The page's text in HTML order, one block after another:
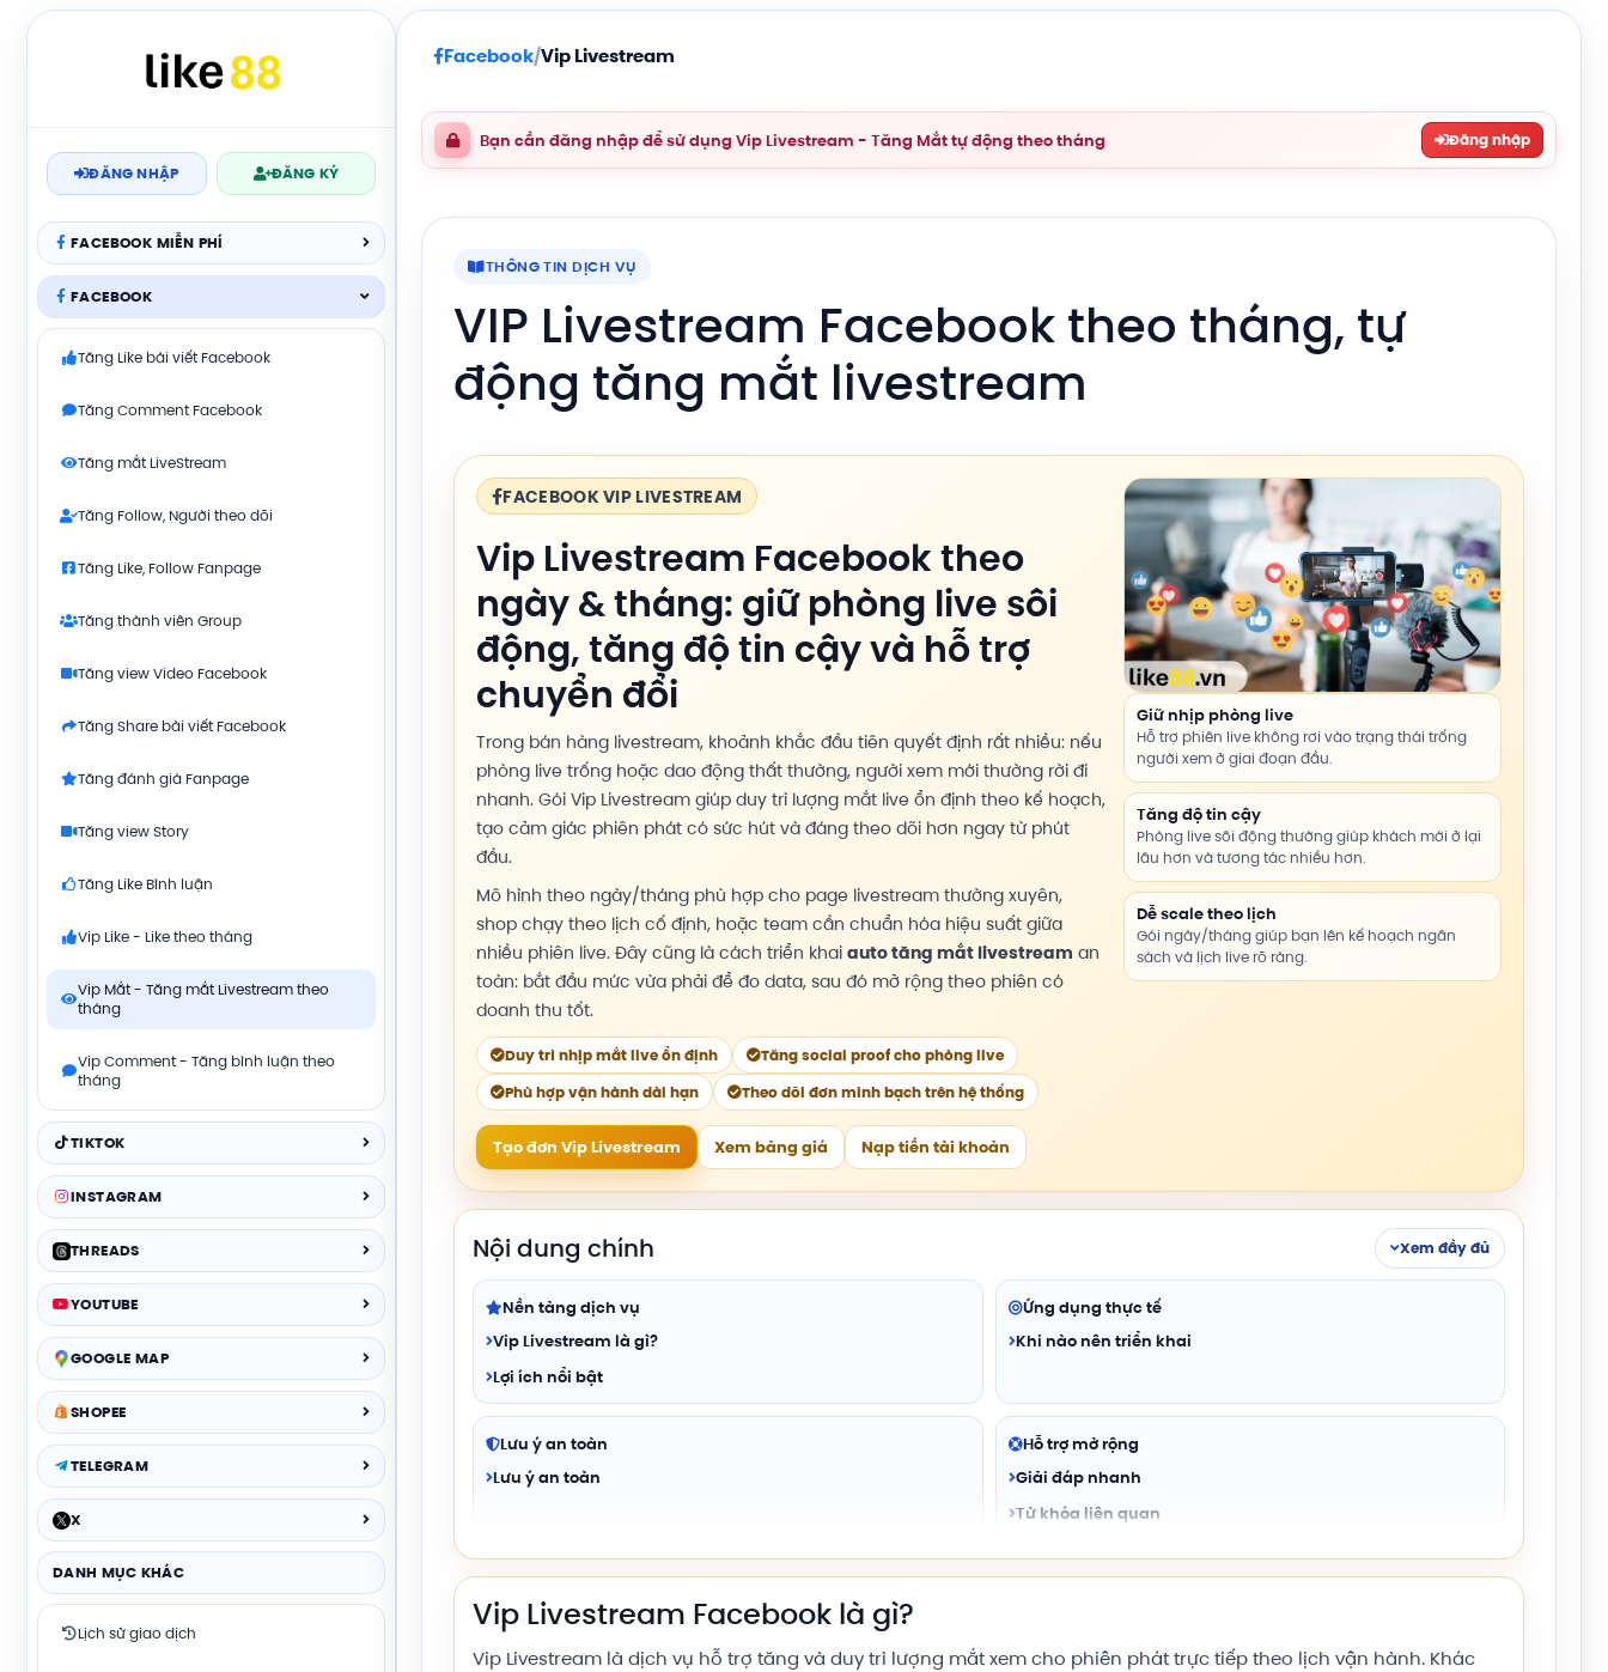
ĐĂNG NHẬP ĐĂNG KÝ
FACEBOOK MIỄN PHÍ
FACEBOOK
Tăng Like bài viết Facebook
Tăng Comment Facebook
Tăng mắt LiveStream
Tăng Follow, Người theo dõi
Tăng Like, Follow Fanpage
Tăng thành viên Group
Tăng view Video Facebook
Tăng Share bài viết Facebook
Tăng đánh giá Fanpage
Tăng view Story
Tăng Like Bình luận
Vip Like - Like theo tháng
Vip Mắt - Tăng mắt Livestream theo
tháng
Vip Comment - Tăng bình luận theo
tháng
TIKTOK
INSTAGRAM
THREADS
YOUTUBE
GOOGLE MAP
SHOPEE
TELEGRAM
X
DANH MỤC KHÁC
Lịch sử giao dịch
Facebook/Vip Livestream
Bạn cần đăng nhập để sử dụng Vip Livestream - Tăng Mắt tự động theo tháng Đăng nhập
THÔNG TIN DỊCH VỤ
VIP Livestream Facebook theo tháng, tự
động tăng mắt livestream
FACEBOOK VIP LIVESTREAM
Vip Livestream Facebook theo
ngày & tháng: giữ phòng live sôi
động, tăng độ tin cậy và hỗ trợ
chuyển đổi
Trong bán hàng livestream, khoảnh khắc đầu tiên quyết định rất nhiều: nếu
phòng live trống hoặc dao động thất thường, người xem mới thường rời đi
nhanh. Gói Vip Livestream giúp duy trì lượng mắt live ổn định theo kế hoạch,
tạo cảm giác phiên phát có sức hút và đáng theo dõi hơn ngay từ phút
đầu.
Mô hình theo ngày/tháng phù hợp cho page livestream thường xuyên,
shop chạy theo lịch cố định, hoặc team cần chuẩn hóa hiệu suất giữa
nhiều phiên live. Đây cũng là cách triển khaiauto tăng mắt livestream an
toàn: bắt đầu mức vừa phải để đo data, sau đó mở rộng theo phiên có
doanh thu tốt.
Duy trì nhịp mắt live ổn định
Tăng social proof cho phòng live
Phù hợp vận hành dài hạn
Theo dõi đơn minh bạch trên hệ thống
Tạo đơn Vip Livestream Xem bảng giá Nạp tiền tài khoản
Giữ nhịp phòng live
Hỗ trợ phiên live không rơi vào trạng thái trống
người xem ở giai đoạn đầu.
Tăng độ tin cậy
Phòng live sôi động thường giúp khách mới ở lại
lâu hơn và tương tác nhiều hơn.
Dễ scale theo lịch
Gói ngày/tháng giúp bạn lên kế hoạch ngân
sách và lịch live rõ ràng.
Nội dung chính Xem đầy đủ
Nền tảng dịch vụ
Vip Livestream là gì?
Lợi ích nổi bật
Ứng dụng thực tế
Khi nào nên triển khai
Lưu ý an toàn
Lưu ý an toàn
Hỗ trợ mở rộng
Giải đáp nhanh
Từ khóa liên quan
Vip Livestream Facebook là gì?
Vip Livestream là dịch vụ hỗ trợ tăng và duy trì lượng mắt xem cho phiên phát trực tiếp theo lịch vận hành. Khác